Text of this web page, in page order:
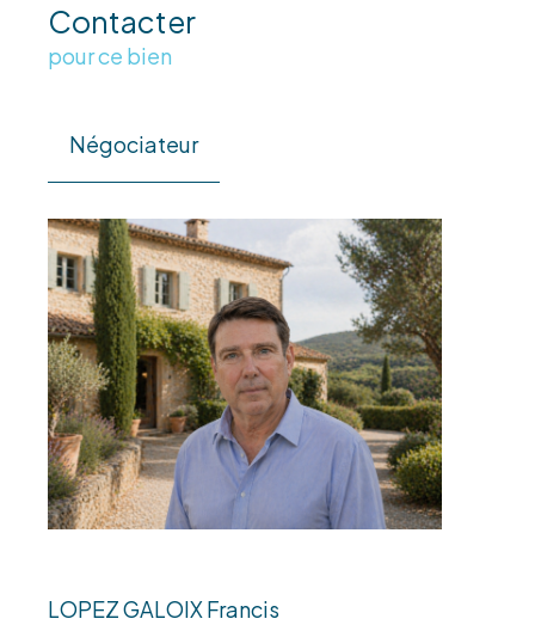
Contacter
pour ce bien
Négociateur
LOPEZ GALOIX Francis